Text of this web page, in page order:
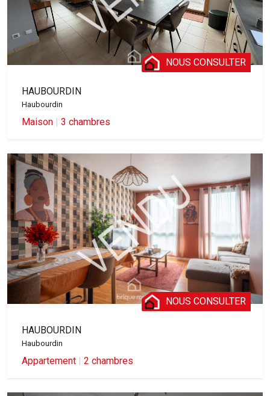
NOUS CONSULTER
HAUBOURDIN
Haubourdin
Maison | 3 chambres
NOUS CONSULTER
HAUBOURDIN
Haubourdin
Appartement | 2 chambres